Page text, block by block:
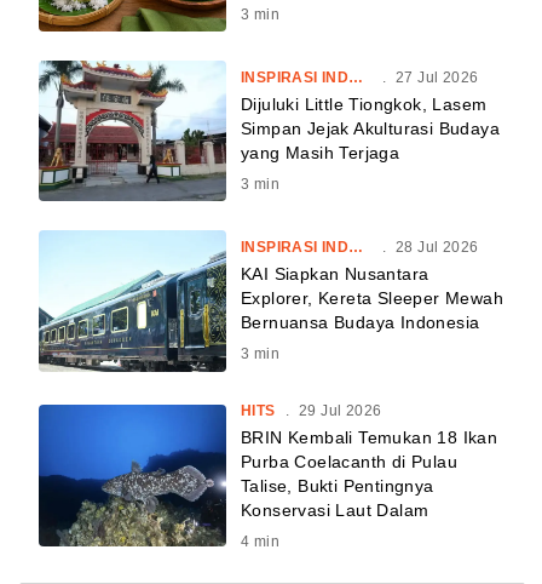
3 min
INSPIRASI INDONESIA . 27 Jul 2026
Dijuluki Little Tiongkok, Lasem
Simpan Jejak Akulturasi Budaya
yang Masih Terjaga
3 min
INSPIRASI INDONESIA . 28 Jul 2026
KAI Siapkan Nusantara
Explorer, Kereta Sleeper Mewah
Bernuansa Budaya Indonesia
3 min
HITS 29 Jul 2026
BRIN Kembali Temukan 18 Ikan
Purba Coelacanth di Pulau
Talise, Bukti Pentingnya
Konservasi Laut Dalam
4 min